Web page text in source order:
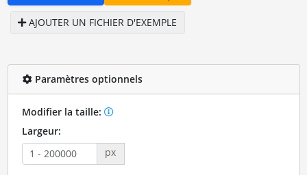
AJOUTER UN FICHIER D'EXEMPLE
Paramètres optionnels
Modifier la taille:
Largeur:
px